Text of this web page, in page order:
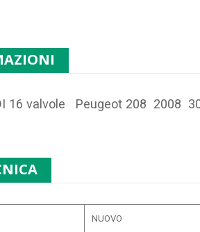
16 valvole Peugeot 208 2008
NUOVO